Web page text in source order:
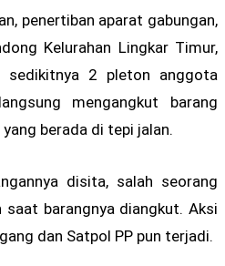
penertiban aparat gabungan,
Kelurahan Lingkar Timur,
sedikitnya 2 pleton anggota
mengangkut barang
berada di tepi jalan.
disita, salah seorang
saat barangnya diangkut. Aksi
dan Satpol PP pun terjadi.